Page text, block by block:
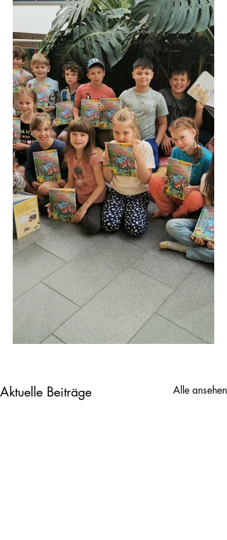
Aktuelle Beiträge Alle ansehen